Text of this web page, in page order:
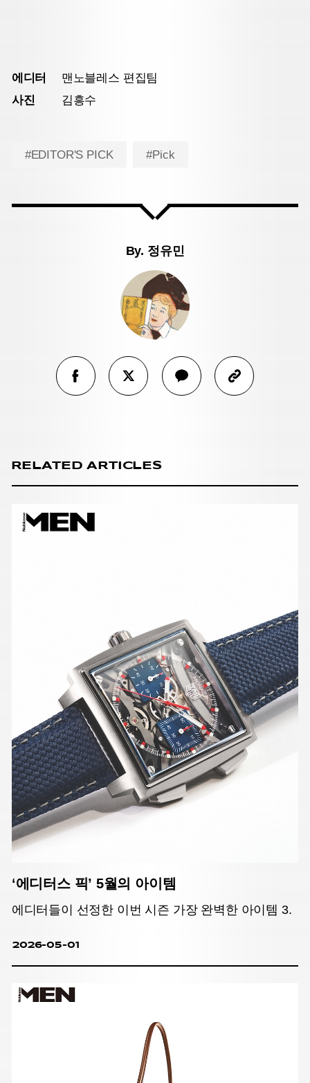
에디터
맨노블레스 편집팀
사진
김흥수
#EDITOR'S PICK #Pick
By. 정유민
RELATED ARTICLES
‘에디터스 픽’ 5월의 아이템
에디터들이 선정한 이번 시즌 가장 완벽한 아이템 3.
2026-05-01